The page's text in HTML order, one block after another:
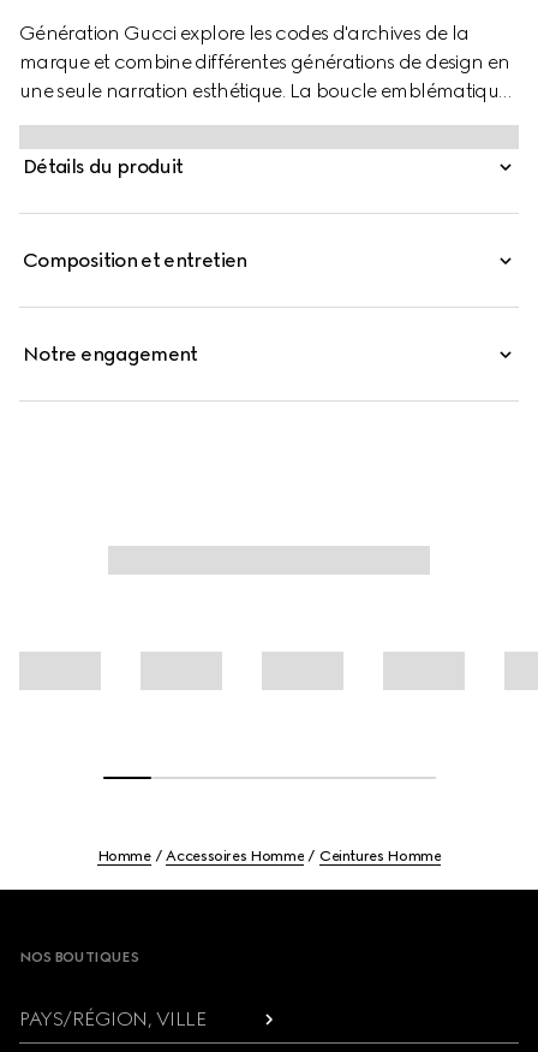
Génération Gucci explore les codes d'archives de la
marque et combine différentes générations de design en
une seule narration esthétique. La boucle emblématique
GG présente un profil affiné sur cette ceinture réversible
pour une touche élégante unique.
Détails du produit
Composition et entretien
Notre engagement
Homme Accessoires Homme Ceintures Homme
NOS BOUTIQUES
PAYS/RÉGION, VILLE